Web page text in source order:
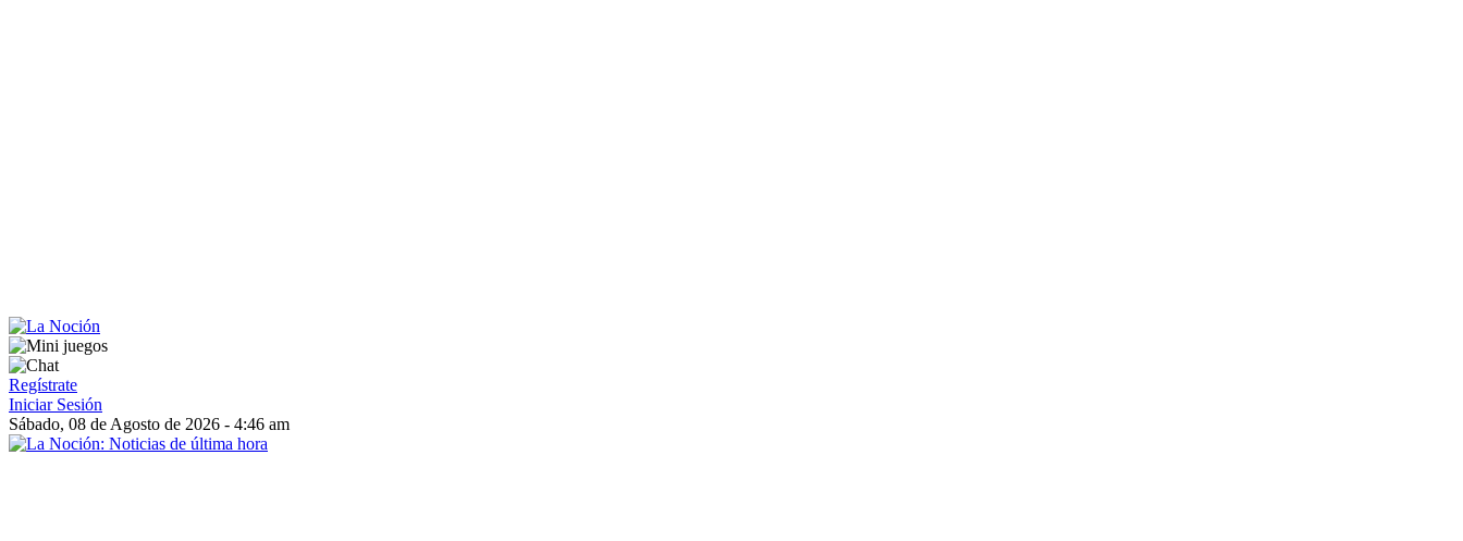
Regístrate
Iniciar Sesión
Sábado, 08 de Agosto de 2026 - 4:46 am